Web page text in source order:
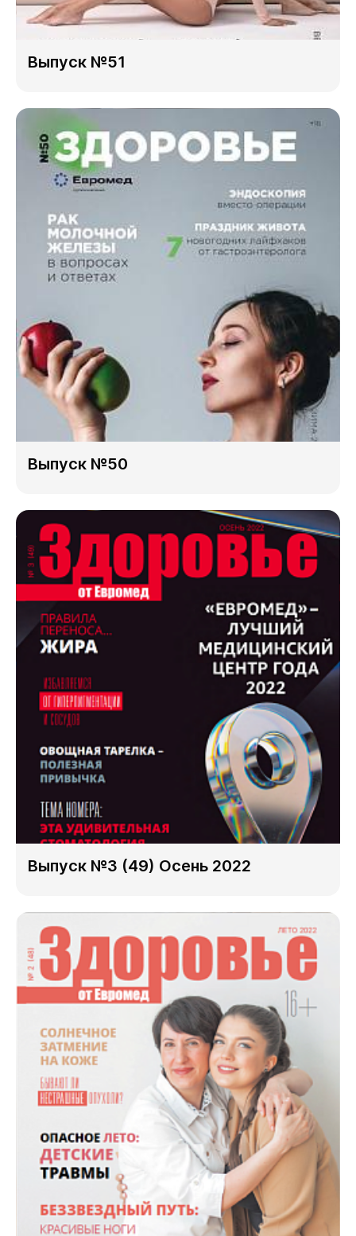
Выпуск №51
Выпуск №50
Выпуск №3 (49) Осень 2022